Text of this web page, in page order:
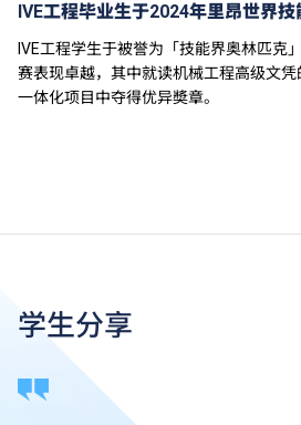
IVE工程毕业生于2024年里昂世界
IVE工程学生于被誉为「技能界奥林匹克
赛表现卓越，其中就读机械工程高级文
一体化项目中夺得优异奬章。
学生分享